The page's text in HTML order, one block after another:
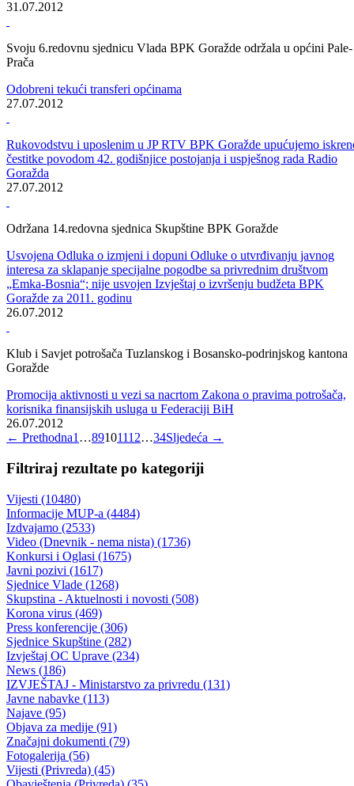
U skladu sa Odlukom Skupštine BPK o utvrđivanju javnog interesa
raspolaganje imovinom
Zaključen ugovor sa firmom “Emka Bosnia”